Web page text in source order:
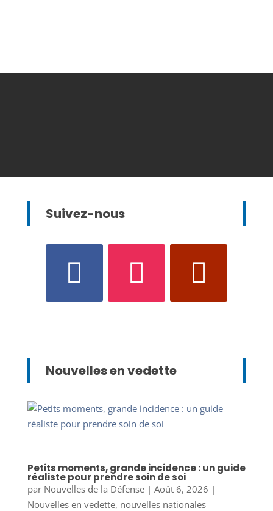
Suivez-nous
Nouvelles en vedette
Petits moments, grande incidence : un guide
réaliste pour prendre soin de soi
par Nouvelles de la Défense| Août 6, 2026 |
Nouvelles en vedette, nouvelles nationales